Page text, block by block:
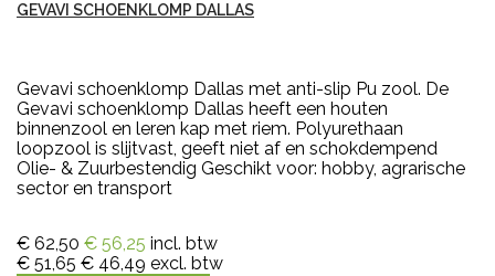
GEVAVI SCHOENKLOMP DALLAS
Gevavi schoenklomp Dallas met anti-slip Pu zool. De
Gevavi schoenklomp Dallas heeft een houten
binnenzool en leren kap met riem. Polyurethaan
loopzool is slijtvast, geeft niet af en schokdempend
Olie- & Zuurbestendig Geschikt voor: hobby, agrarische
sector en transport
€ 62,50 € 56,25 incl. btw
€ 51,65 € 46,49 excl. btw